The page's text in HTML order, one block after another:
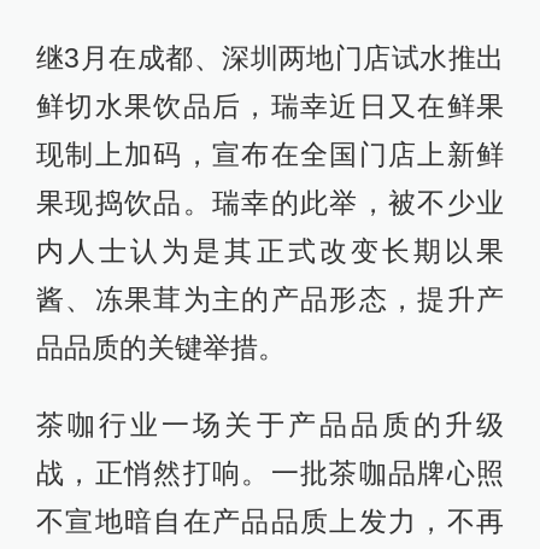
继3月在成都、深圳两地门店试水推出
鲜切水果饮品后，瑞幸近日又在鲜果
现制上加码，宣布在全国门店上新鲜
果现捣饮品。瑞幸的此举，被不少业
内人士认为是其正式改变长期以果
酱、冻果茸为主的产品形态，提升产
品品质的关键举措。
茶咖行业一场关于产品品质的升级
战，正悄然打响。一批茶咖品牌心照
不宣地暗自在产品品质上发力，不再